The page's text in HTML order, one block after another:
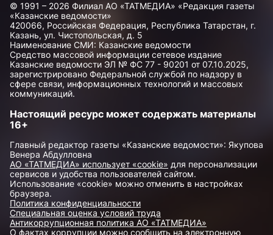
© 1991 – 2026 Филиал АО «ТАТМЕДИА» «Редакция газеты
«Казанские ведомости»
420066, Российская Федерация, Республика Татарстан, г.
Казань, ул. Чистопольская, д. 5
Наименование СМИ: Казанские ведомости
Средство массовой информации сетевое издание
Казанские ведомости ЭЛ № ФС 77 - 90201 от 07.10.2025,
зарегистрировано Федеральной службой по надзору в
сфере связи, информационных технологий и массовых
коммуникаций.
Настоящий ресурс может содержать материалы
16+
Главный редактор газеты «Казанские ведомости»: Якупова
Венера Абдулловна
АО «ТАТМЕДИА» использует «cookie» для персонализации
сервисов и удобства пользователей сайтом.
Использование «cookie» можно отменить в настройках
браузера.
Политика конфиденциальности
Специальная оценка условий труда
Антикоррупционная политика АО «ТАТМЕДИА»
О фактах коррупции можно сообщить на электронную